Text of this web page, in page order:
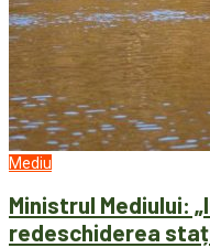
Mediu
Ministrul Mediului:
redeschiderea